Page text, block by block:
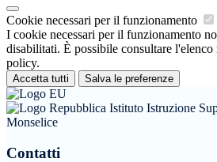
Cookie necessari per il funzionamento
I cookie necessari per il funzionamento
disabilitati. È possibile consultare
policy.
Accetta tutti Salva le preferenze
Istituto Istruzione
Monselice
Contatti